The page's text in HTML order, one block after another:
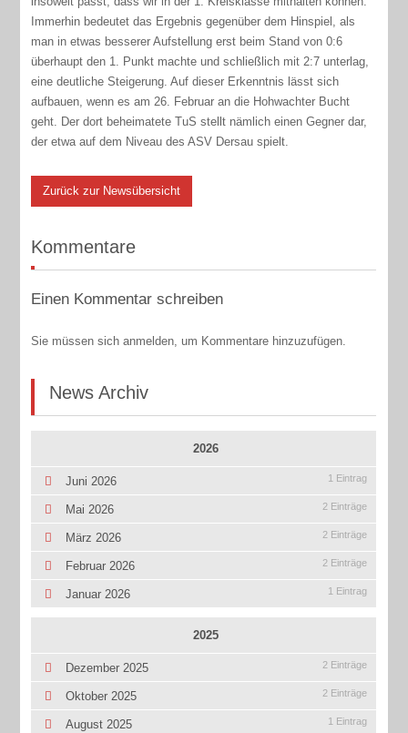
Immerhin bedeutet das Ergebnis gegenüber dem Hinspiel, als
man in etwas besserer Aufstellung erst beim Stand von 0:6
überhaupt den 1. Punkt machte und schließlich mit 2:7 unterlag,
eine deutliche Steigerung. Auf dieser Erkenntnis lässt sich
aufbauen, wenn es am 26. Februar an die Hohwachter Bucht
geht. Der dort beheimatete TuS stellt nämlich einen Gegner dar,
der etwa auf dem Niveau des ASV Dersau spielt.
Zurück zur Newsübersicht
Kommentare
Einen Kommentar schreiben
Sie müssen sich anmelden, um Kommentare hinzuzufügen.
News Archiv
2026
Juni 2026 1 Eintrag
Mai 2026 2 Einträge
März 2026 2 Einträge
Februar 2026 2 Einträge
Januar 2026 1 Eintrag
2025
Dezember 2025 2 Einträge
Oktober 2025 2 Einträge
August 2025 1 Eintrag